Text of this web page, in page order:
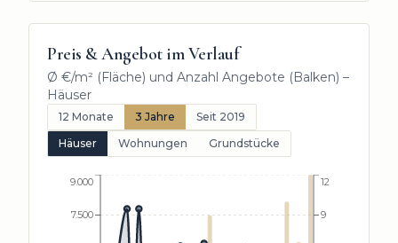
Preis & Angebot im Verlauf
Ø €/m² (Fläche) und Anzahl Angebote (Balken) –
Häuser
12 Monate 3 Jahre
Seit 2019
Häuser
Wohnungen Grundstücke
7.500
9.000
9
12